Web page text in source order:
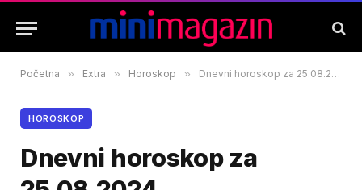
Početna » Extra » Horoskop » Dnevni horoskop za 25.08.2024.
HOROSKOP
Dnevni horoskop za